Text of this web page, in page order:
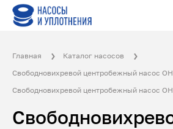
Главная
Каталог насосов
Свободновихревой центробежный насос
Свободновихревой центробежный насос